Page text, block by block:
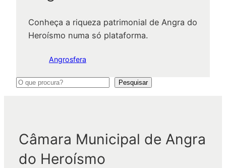
Conheça a riqueza patrimonial de Angra do
Heroísmo numa só plataforma.
Angrosfera
P
u
s
Pesquisar
Câmara Municipal de Angra
do Heroísmo